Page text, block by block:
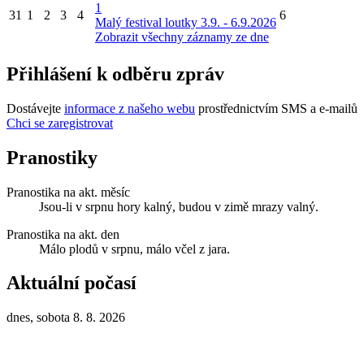
31 1 2 3 4
1
Malý festival loutky 3.9. - 6.9.2026
Zobrazit všechny záznamy ze dne
6
Přihlášení k odběru zpráv
Dostávejte informace z našeho webu prostřednictvím SMS a e-mailů
Chci se zaregistrovat
Pranostiky
Pranostika na akt. měsíc
Jsou-li v srpnu hory kalný, budou v zimě mrazy valný.
Pranostika na akt. den
Málo plodů v srpnu, málo včel z jara.
Aktuální počasí
dnes, sobota 8. 8. 2026